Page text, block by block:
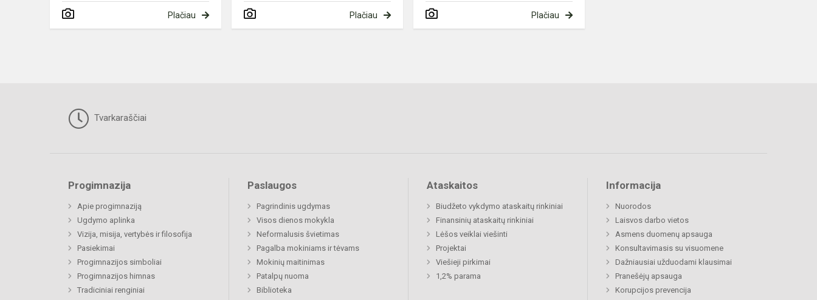
Plačiau Plačiau Plačiau
Tvarkaraščiai
Progimnazija
Apie progimnaziją
Ugdymo aplinka
Vizija, misija, vertybės ir filosofija
Pasiekimai
Progimnazijos simboliai
Progimnazijos himnas
Tradiciniai renginiai
Paslaugos
Pagrindinis ugdymas
Visos dienos mokykla
Neformalusis švietimas
Pagalba mokiniams ir tėvams
Mokinių maitinimas
Patalpų nuoma
Biblioteka
Ataskaitos
Biudžeto vykdymo ataskaitų rinkiniai
Finansinių ataskaitų rinkiniai
Lėšos veiklai viešinti
Projektai
Viešieji pirkimai
1,2% parama
Informacija
Nuorodos
Laisvos darbo vietos
Asmens duomenų apsauga
Konsultavimasis su visuomene
Dažniausiai užduodami klausimai
Pranešėjų apsauga
Korupcijos prevencija